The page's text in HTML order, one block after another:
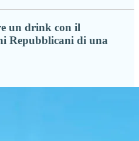
un drink con il
Repubblicani di una